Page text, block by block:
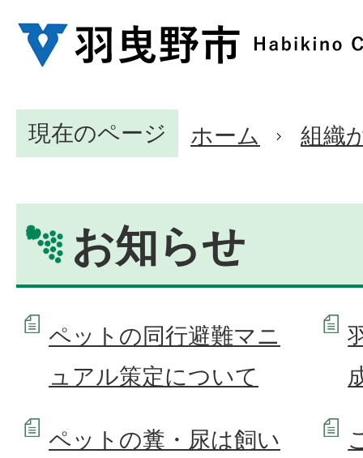
現在のページ ホーム 組織
お知らせ
ペットの同行避難マニ
ュアル策定について
ペットの糞・尿は飼い